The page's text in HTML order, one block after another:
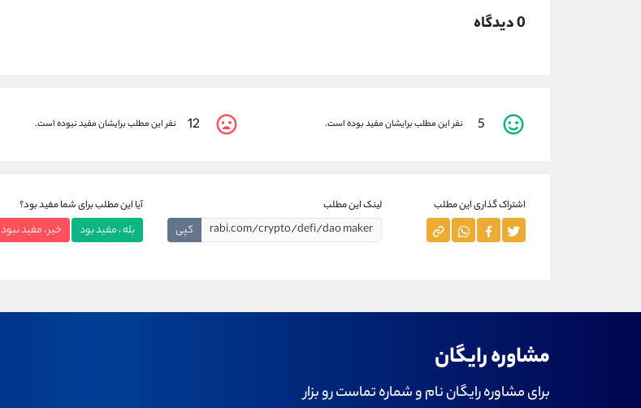
0 دیدگاه
5 نفر این مطلب برایشان مفید بوده است. 12 نفر این مطلب برایشان مفید نبوده است.
اشتراک گذاری این مطلب لینک این مطلب
کپی
آیا این مطلب برای شما مفید بود؟
بله ، مفید بود خیر ، مفید نبود
مشاوره رایگان
برای مشاوره رایگان نام و شماره تماست رو بزار